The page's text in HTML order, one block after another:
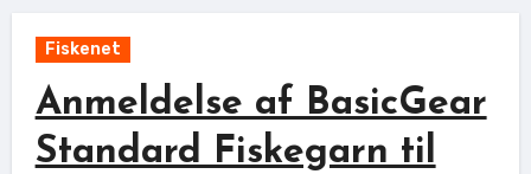
Fiskenet
Anmeldelse af BasicGear
Standard Fiskegarn til